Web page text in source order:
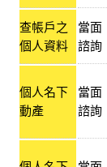
查帳戶之
個人資料
當面
諮詢
個人名下
動產
當面
諮詢